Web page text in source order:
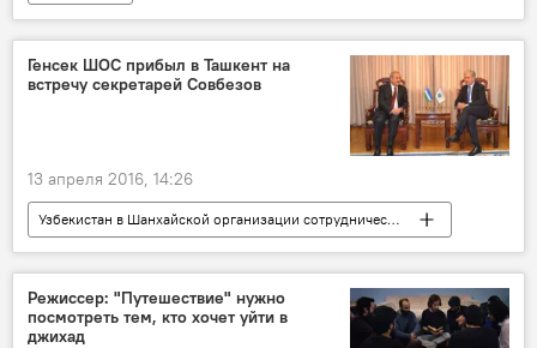
Генсек ШОС прибыл в Ташкент на
встречу секретарей Совбезов
13 апреля 2016, 14:26
Узбекистан в Шанхайской организации сотрудничества
Политика
Режиссер: "Путешествие" нужно
посмотреть тем, кто хочет уйти в
джихад